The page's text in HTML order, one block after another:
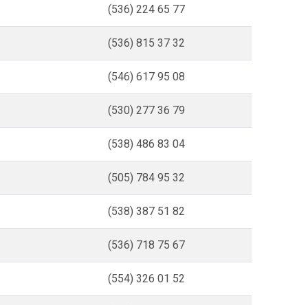
(536) 224 65 77
(536) 815 37 32
(546) 617 95 08
(530) 277 36 79
(538) 486 83 04
(505) 784 95 32
(538) 387 51 82
(536) 718 75 67
(554) 326 01 52